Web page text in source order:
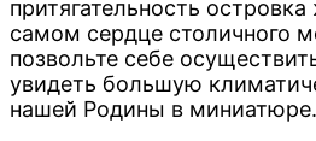
притягательность
самом сердце столичного
позвольте себе
увидеть большую
нашей Родины в миниатюре.